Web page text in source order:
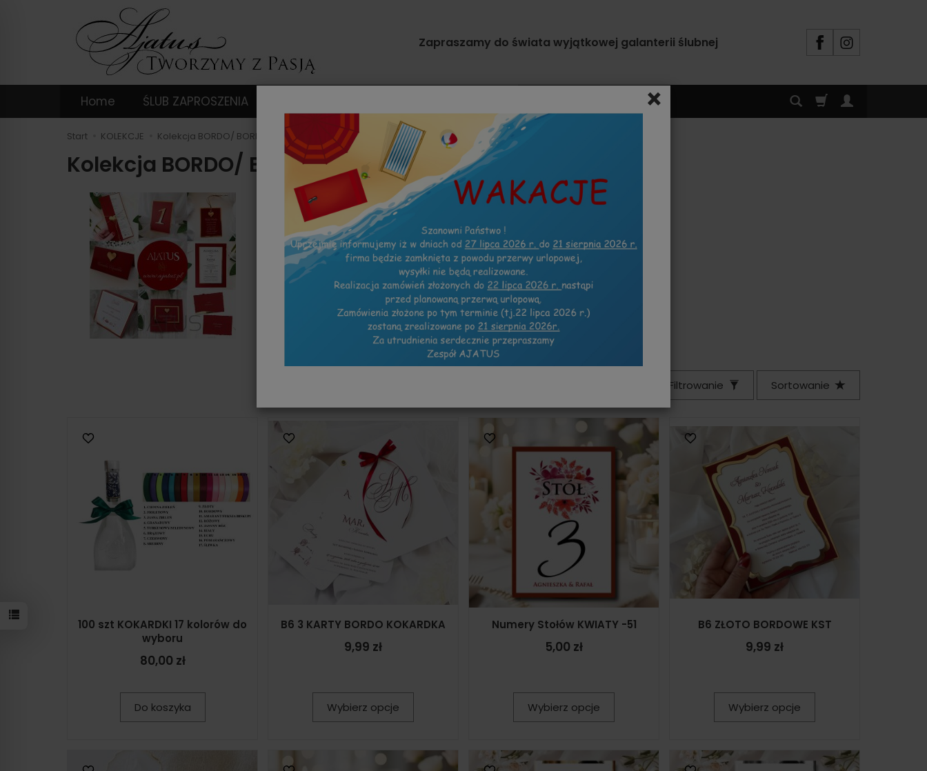
×
Zapraszamy do świata wyjątkowej galanterii ślubnej
Home ŚLUB ZAPROSZENIA
Start KOLEKCJE Kolekcja BORDO/ BORDO KWIATY
Kolekcja BORDO/ BORDO KWIATY
KOLEKCJA BORDO KWIATY
Filtrowanie Sortowanie
100 szt KOKARDKI 17 kolorów do
wyboru
80,00 zł
Do koszyka
B6 3 KARTY BORDO KOKARDKA
9,99 zł
Wybierz opcje
Numery Stołów KWIATY -51
5,00 zł
Wybierz opcje
B6 ZŁOTO BORDOWE KST
9,99 zł
Wybierz opcje